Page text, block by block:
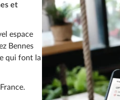
et
espace
Bennes
qui font la